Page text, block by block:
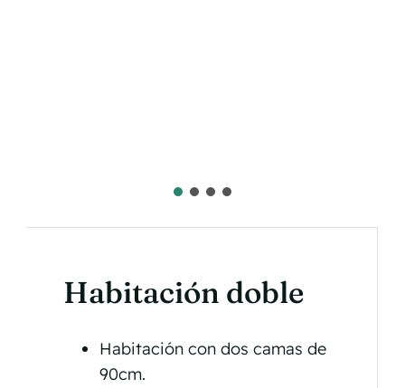
Habitación doble
Habitación con dos camas de
90cm.